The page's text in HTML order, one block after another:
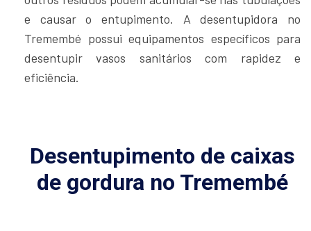
e causar o entupimento. A desentupidora no
Tremembé possui equipamentos específicos para
desentupir vasos sanitários com rapidez e
eficiência.
Desentupimento de caixas
de gordura no Tremembé